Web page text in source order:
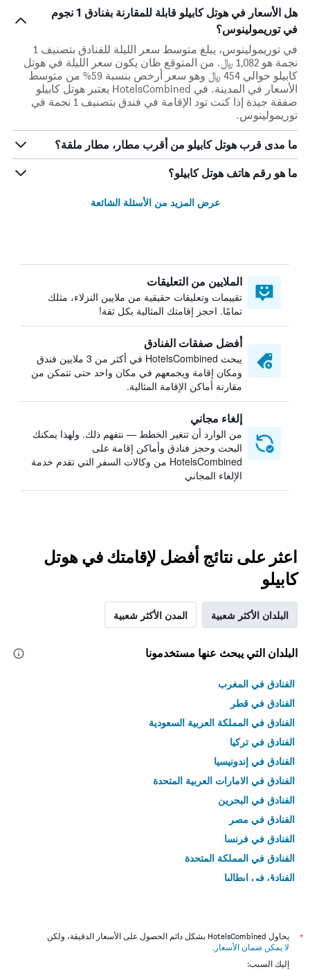
هل الأسعار في هوتل كابيلو قابلة للمقارنة بفنادق 1 نجوم
في توريمولينوس؟
في توريمولينوس، يبلغ متوسط ​​سعر الليلة للفنادق بتصنيف 1
نجمة هو 1,082 ﷼. من المتوقع ظان يكون سعر الليلة في هوتل
كابيلو حوالي 454 ﷼ وهو سعر أرخص بنسبة 59% من متوسط
الأسعار في المدينة. في HotelsCombined يعتبر هوتل كابيلو
صفقة جيدة إذا كنت تود الإقامة في فندق بتصنيف 1 نجمة في
توريمولينوس.
ما مدى قرب هوتل كابيلو من أقرب مطار، مطار ملقة؟
ما هو رقم هاتف هوتل كابيلو؟
عرض المزيد من الأسئلة الشائعة
الملايين من التعليقات
تقييمات وتعليقات حقيقية من ملايين النزلاء، مثلك
تمامًا. احجز إقامتك المثالية بكل ثقة!
أفضل صفقات الفنادق
يبحث HotelsCombined في أكثر من 3 ملايين فندق
ومكان إقامة ويجمعهم في مكان واحد حتى تتمكن من
مقارنة أماكن الإقامة المثالية.
إلغاء مجاني
من الوارد أن تتغير الخطط — نتفهم ذلك. ولهذا يمكنك
البحث وحجز فنادق وأماكن إقامة على
HotelsCombined من وكالات السفر التي تقدم خدمة
الإلغاء المجاني
اعثر على نتائج أفضل لإقامتك في هوتل
كابيلو
البلدان الأكثر شعبية المدن الأكثر شعبية
البلدان التي يبحث عنها مستخدمونا
الفنادق في المغرب
الفنادق في قطر
الفنادق في المملكة العربية السعودية
الفنادق في تركيا
الفنادق في إندونيسيا
الفنادق في الامارات العربية المتحدة
الفنادق في البحرين
الفنادق في مصر
الفنادق في فرنسا
الفنادق في المملكة المتحدة
الفنادق في إيطاليا
*
يحاول HotelsCombined بشكل دائم الحصول على الأسعار الدقيقة، ولكن
لا يمكن ضمان الأسعار .
إليك السبب: